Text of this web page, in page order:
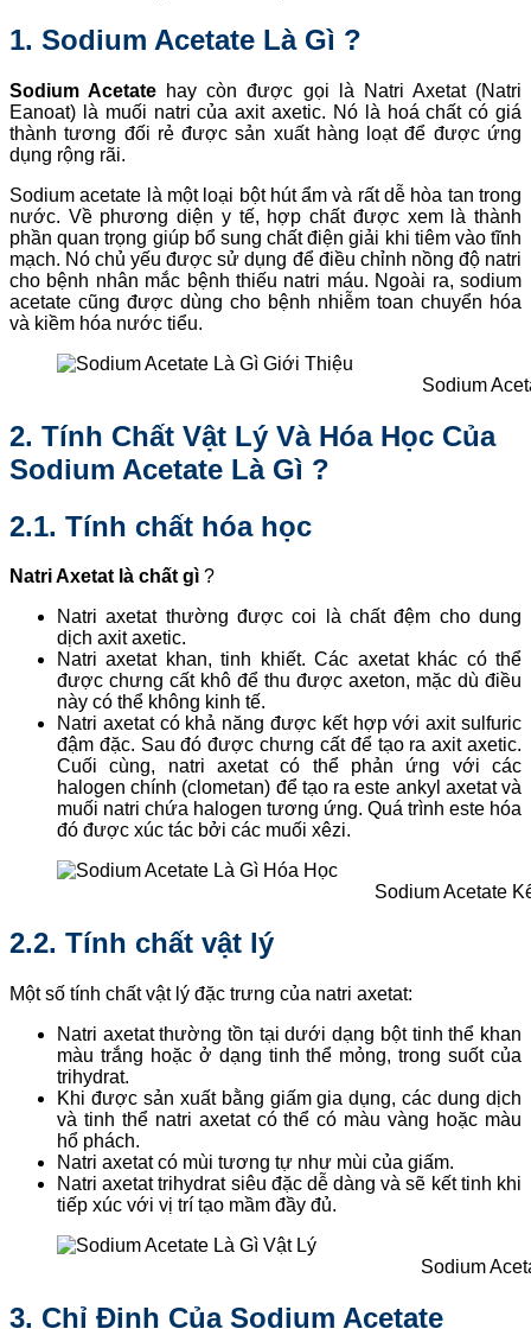
1. Sodium Acetate Là Gì ?
Sodium Acetate hay còn được gọi là Natri Axetat (Natri
Eanoat) là muối natri của axit axetic. Nó là hoá chất có giá
thành tương đối rẻ được sản xuất hàng loạt để được ứng
dụng rộng rãi.
Sodium acetate là một loại bột hút ẩm và rất dễ hòa tan trong
nước. Về phương diện y tế, hợp chất được xem là thành
phần quan trọng giúp bổ sung chất điện giải khi tiêm vào tĩnh
mạch. Nó chủ yếu được sử dụng để điều chỉnh nồng độ natri
cho bệnh nhân mắc bệnh thiếu natri máu. Ngoài ra, sodium
acetate cũng được dùng cho bệnh nhiễm toan chuyển hóa
và kiềm hóa nước tiểu.
Sodium
2. Tính Chất Vật Lý Và Hóa Học Của
Sodium Acetate Là Gì ?
2.1. Tính chất hóa học
Natri Axetat là chất gì ?
Natri axetat thường được coi là chất đệm cho dung
dịch axit axetic.
Natri axetat khan, tinh khiết. Các axetat khác có thể
được chưng cất khô để thu được axeton, mặc dù điều
này có thể không kinh tế.
Natri axetat có khả năng được kết hợp với axit sulfuric
đậm đặc. Sau đó được chưng cất để tạo ra axit axetic.
Cuối cùng, natri axetat có thể phản ứng với các
halogen chính (clometan) để tạo ra este ankyl axetat và
muối natri chứa halogen tương ứng. Quá trình este hóa
đó được xúc tác bởi các muối xêzi.
Sodium Acetate
2.2. Tính chất vật lý
Một số tính chất vật lý đặc trưng của natri axetat:
Natri axetat thường tồn tại dưới dạng bột tinh thể khan
màu trắng hoặc ở dạng tinh thể mỏng, trong suốt của
trihydrat.
Khi được sản xuất bằng giấm gia dụng, các dung dịch
và tinh thể natri axetat có thể có màu vàng hoặc màu
hổ phách.
Natri axetat có mùi tương tự như mùi của giấm.
Natri axetat trihydrat siêu đặc dễ dàng và sẽ kết tinh khi
tiếp xúc với vị trí tạo mầm đầy đủ.
Sodium
3. Chỉ Định Của Sodium Acetate